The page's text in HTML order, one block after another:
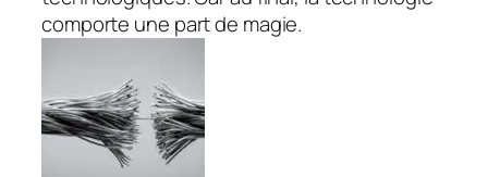
comporte une part de magie.